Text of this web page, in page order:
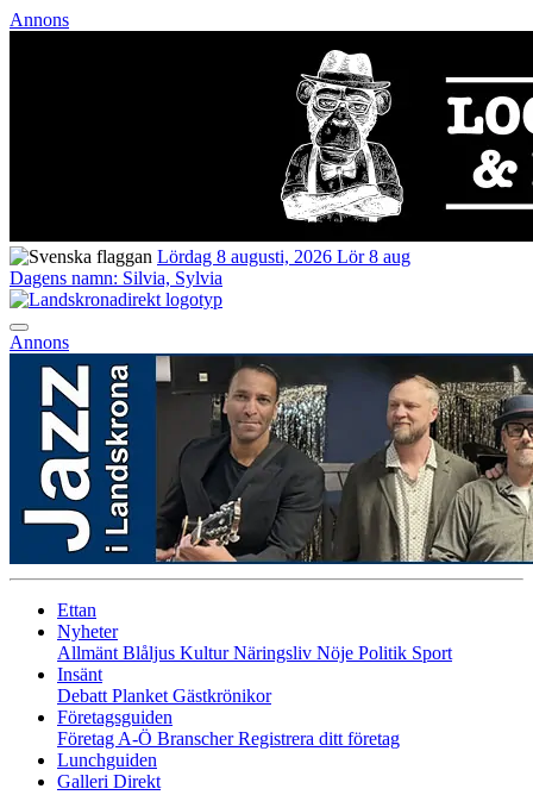
Annons
Lördag 8 augusti, 2026 Lör 8 aug
Dagens namn: Silvia, Sylvia
Annons
Ettan
Nyheter
Allmänt Blåljus KulturNäringsliv Nöje Politik Sport
Insänt
Debatt Planket Gästkrönikor
Företagsguiden
Företag A-Ö BranscherRegistrera ditt företag
Lunchguiden
Galleri Direkt